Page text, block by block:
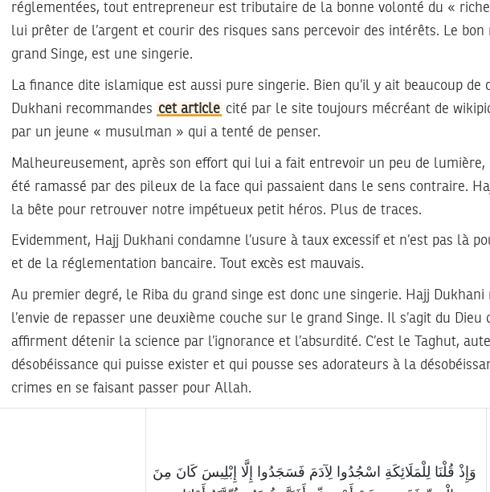
réglementées, tout entrepreneur est tributaire de la bonne volonté du «
lui prêter de l’argent et courir des risques sans percevoir des intérêts. Le
grand Singe, est une singerie.
La finance dite islamique est aussi pure singerie. Bien qu’il y ait beaucoup de
Dukhani recommandes cet article cité par le site toujours mécréant de
par un jeune « musulman » qui a tenté de penser.
Malheureusement, après son effort qui lui a fait entrevoir un peu de
été ramassé par des pileux de la face qui passaient dans le sens contraire.
la bête pour retrouver notre impétueux petit héros. Plus de traces.
Evidemment, Hajj Dukhani condamne l’usure à taux excessif et n’est pas là
et de la réglementation bancaire. Tout excès est mauvais.
Au premier degré, le Riba du grand singe est donc une singerie. Hajj
l’envie de repasser une deuxième couche sur le grand Singe. Il s’agit du Dieu
affirment détenir la science par l’ignorance et l’absurdité. C’est le Taghut,
désobéissance qui puisse exister et qui pousse ses adorateurs à la
crimes en se faisant passer pour Allah.
وَإِذْ قُلْنَا لِلْمَلَائِكَةِ اسْجُدُوا لِآدَمَ فَسَجَدُوا إِلَّا إِبْلِيسَ كَانَ مِنَ